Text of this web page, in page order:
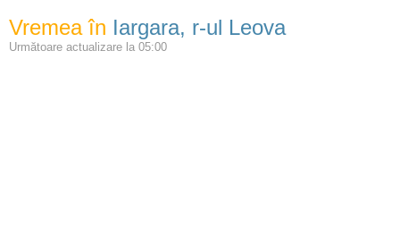
Vremea în Iargara, r-ul Leova
Următoare actualizare la 05:00